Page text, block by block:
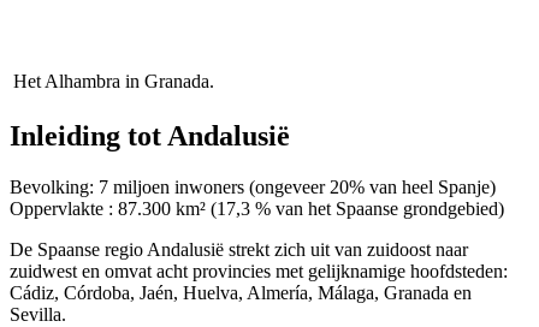
Het Alhambra in Granada.
Inleiding tot Andalusië
Bevolking: 7 miljoen inwoners (ongeveer 20% van heel Spanje)
Oppervlakte : 87.300 km² (17,3 % van het Spaanse grondgebied)
De Spaanse regio Andalusië strekt zich uit van zuidoost naar
zuidwest en omvat acht provincies met gelijknamige hoofdsteden:
Cádiz, Córdoba, Jaén, Huelva, Almería, Málaga, Granada en
Sevilla.